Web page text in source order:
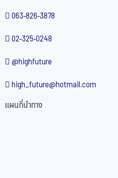
063-826-3878
02-325-0248
@highfuture
high_future@hotmail.com
แผนที่นำทาง